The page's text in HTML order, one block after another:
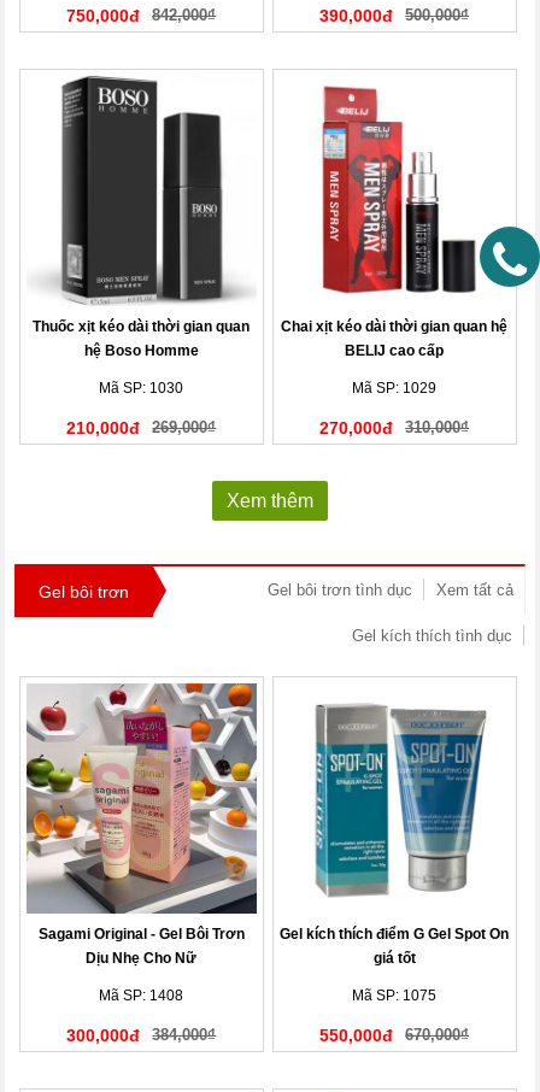
750,000đ 842,000₫ 390,000đ 500,000₫
Thuốc xịt kéo dài thời gian quan
hệ Boso Homme
Mã SP: 1030
210,000đ 269,000₫
Chai xịt kéo dài thời gian quan hệ
BELIJ cao cấp
Mã SP: 1029
270,000đ 310,000₫
Xem thêm
Gel bôi trơn Xem tất cả
Gel bôi trơn tình dục
Gel kích thích tình dục
Sagami Original - Gel Bôi Trơn
Dịu Nhẹ Cho Nữ
Mã SP: 1408
300,000đ 384,000₫
Gel kích thích điểm G Gel Spot On
giá tốt
Mã SP: 1075
550,000đ 670,000₫